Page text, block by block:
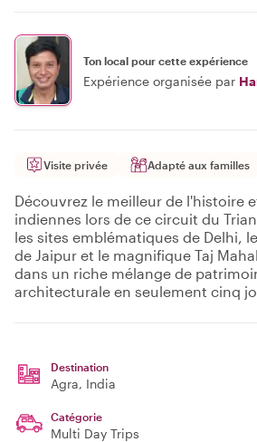
Ton local pour cette expérience
Expérience organisée par
Visite privée Adapté aux familles
Découvrez le meilleur de l'histoire
indiennes lors de ce circuit du
les sites emblématiques de Delhi,
de Jaipur et le magnifique Taj
dans un riche mélange de
architecturale en seulement cinq
Destination
Agra, India
Catégorie
Multi Day Trips